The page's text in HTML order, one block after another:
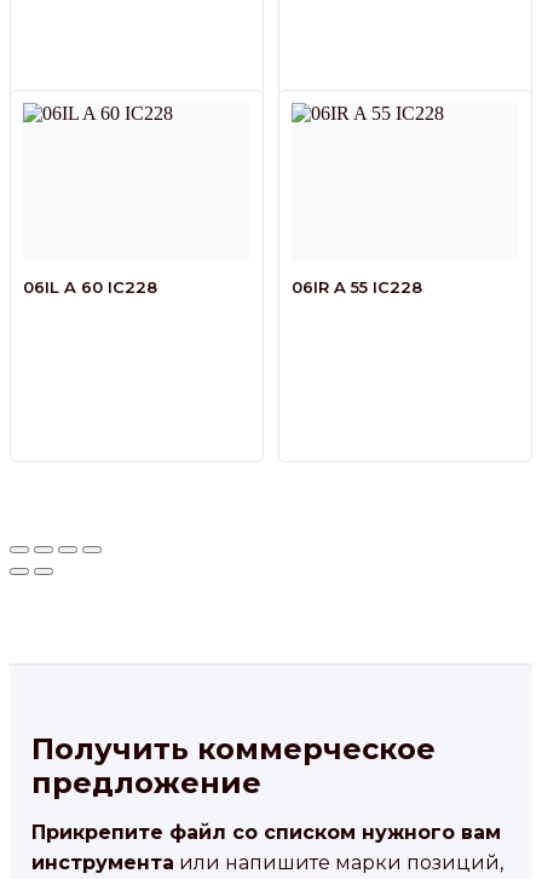
06IL A 60 IC228 06IR A 55 IC228
Получить коммерческое
предложение
Прикрепите файл со списком нужного вам
инструмента или напишите марки позиций,